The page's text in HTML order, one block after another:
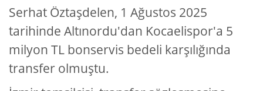
Serhat Öztaşdelen, 1 Ağustos 2025
tarihinde Altınordu'dan Kocaelispor'a 5
milyon TL bonservis bedeli karşılığında
transfer olmuştu.